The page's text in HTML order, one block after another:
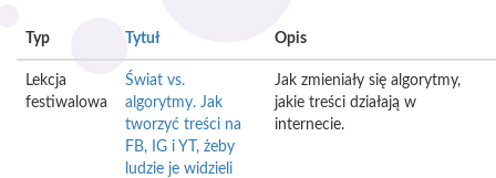
Typ Tytuł Opis
Lekcja
festiwalowa
Świat vs.
algorytmy. Jak
tworzyć treści na
FB, IG i YT, żeby
ludzie je widzieli
Jak zmieniały się algorytmy,
jakie treści działają w
internecie.